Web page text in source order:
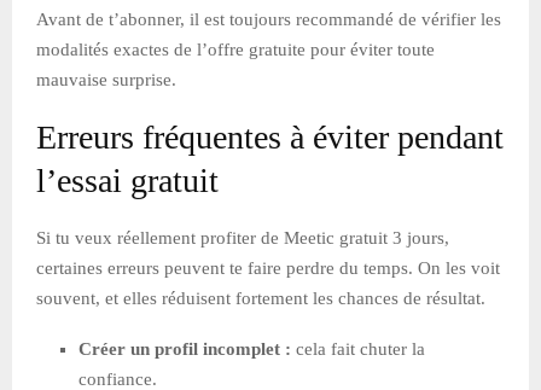
Avant de t’abonner, il est toujours recommandé de vérifier les
modalités exactes de l’offre gratuite pour éviter toute
mauvaise surprise.
Erreurs fréquentes à éviter pendant
l’essai gratuit
Si tu veux réellement profiter de Meetic gratuit 3 jours,
certaines erreurs peuvent te faire perdre du temps. On les voit
souvent, et elles réduisent fortement les chances de résultat.
Créer un profil incomplet : cela fait chuter la
confiance.